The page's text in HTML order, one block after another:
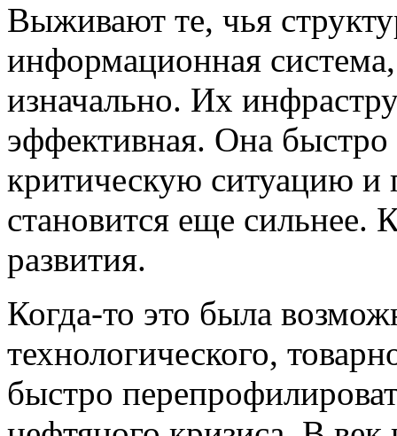
Выживают те, чья
информационная
изначально. Их
эффективная. Она
критическую ситуацию и
становится еще сильнее.
развития.
Когда-то это была
технологического,
быстро